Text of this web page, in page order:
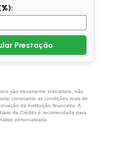
Prestação
são meramente indicativos, não
consoante as condições reais de
da instituição financeira. A
de Crédito é recomendada para
personalizada.